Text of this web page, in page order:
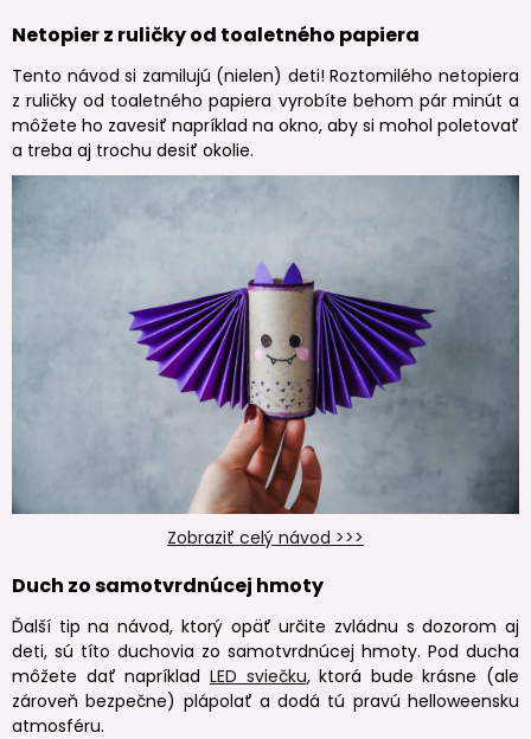
Netopier z ruličky od toaletného papiera
Tento návod si zamilujú (nielen) deti! Roztomilého netopiera
z ruličky od toaletného papiera vyrobíte behom pár minút a
môžete ho zavesiť napríklad na okno, aby si mohol poletovať
a treba aj trochu desiť okolie.
Zobraziť celý návod >>>
Duch zo samotvrdnúcej hmoty
Ďalší tip na návod, ktorý opäť určite zvládnu s dozorom aj
deti, sú títo duchovia zo samotvrdnúcej hmoty. Pod ducha
môžete dať napríklad LED sviečku, ktorá bude krásne (ale
zároveň bezpečne) plápolať a dodá tú pravú helloweensku
atmosféru.